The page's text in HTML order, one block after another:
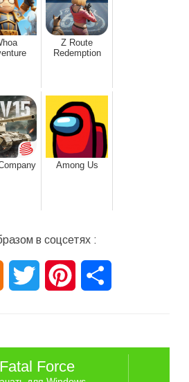
Z Route
Redemption
Among Us
в соцсетях :
Odnoklassniki
Twitter Pinterest
Fatal Force